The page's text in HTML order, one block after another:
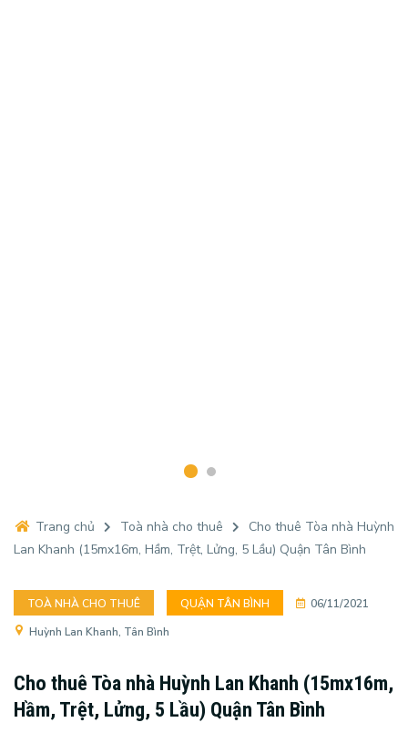
Trang chủ Toà nhà cho thuê
Cho thuê Tòa nhà Huỳnh
Lan Khanh (15mx16m, Hầm, Trệt, Lửng, 5 Lầu) Quận Tân Bình
TOÀ NHÀ CHO THUÊ QUẬN TÂN BÌNH
06/11/2021
Huỳnh Lan Khanh, Tân Bình
Cho thuê Tòa nhà Huỳnh Lan Khanh (15mx16m,
Hầm, Trệt, Lửng, 5 Lầu) Quận Tân Bình